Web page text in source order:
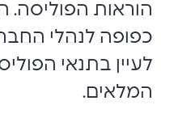
הוראות הפוליסה.
כפופה לנהלי
לעיין בתנאי
המלאים.